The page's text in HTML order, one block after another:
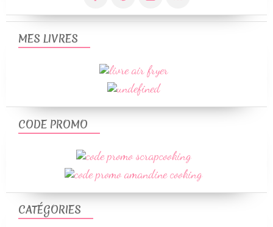
CATÉGORIES
MES LIVRES
CODE PROMO